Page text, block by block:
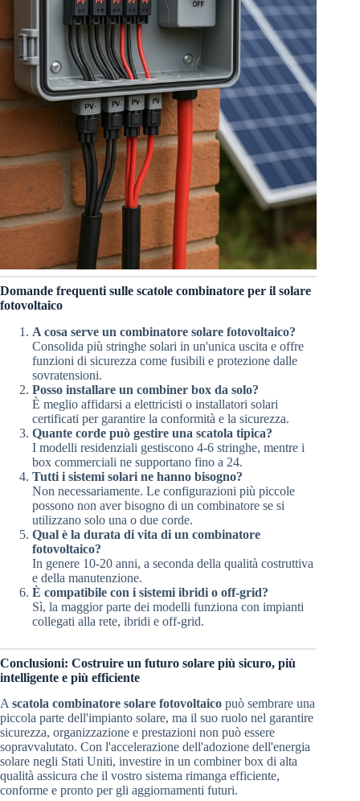
Domande frequenti sulle scatole combinatore per il solare
fotovoltaico
A cosa serve un combinatore solare fotovoltaico?
Consolida più stringhe solari in un'unica uscita e offre
funzioni di sicurezza come fusibili e protezione dalle
sovratensioni.
Posso installare un combiner box da solo?
È meglio affidarsi a elettricisti o installatori solari
certificati per garantire la conformità e la sicurezza.
Quante corde può gestire una scatola tipica?
I modelli residenziali gestiscono 4-6 stringhe, mentre i
box commerciali ne supportano fino a 24.
Tutti i sistemi solari ne hanno bisogno?
Non necessariamente. Le configurazioni più piccole
possono non aver bisogno di un combinatore se si
utilizzano solo una o due corde.
Qual è la durata di vita di un combinatore
fotovoltaico?
In genere 10-20 anni, a seconda della qualità costruttiva
e della manutenzione.
È compatibile con i sistemi ibridi o off-grid?
Sì, la maggior parte dei modelli funziona con impianti
collegati alla rete, ibridi e off-grid.
Conclusioni: Costruire un futuro solare più sicuro, più
intelligente e più efficiente
Ascatola combinatore solare fotovoltaico può sembrare una
piccola parte dell'impianto solare, ma il suo ruolo nel garantire
sicurezza, organizzazione e prestazioni non può essere
sopravvalutato. Con l'accelerazione dell'adozione dell'energia
solare negli Stati Uniti, investire in un combiner box di alta
qualità assicura che il vostro sistema rimanga efficiente,
conforme e pronto per gli aggiornamenti futuri.